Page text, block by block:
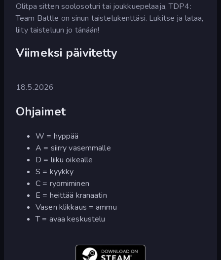
Olitpa sitten soolosoturi tai joukkuepelaaja, TDP4:
Team Battle on sinun taistelukenttäsi. Lukitse ja lataa,
liity taisteluun jo tänään!
Viimeksi päivitetty
18.5.2026
Ohjaimet
W = hyppää
A = siirry vasemmalle
D = liiku oikealle
S = kyykky
C = ryömiminen
E = heittää kranaatin
Vasen klikkaus = ammu
T = avaa keskustelu